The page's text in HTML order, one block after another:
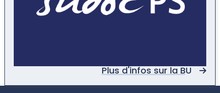
Plus d'infos sur la BU